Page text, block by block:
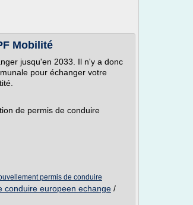
Mobilité
jusqu'en 2033. Il n'y a donc
pour échanger votre
de permis de conduire
permis de conduire
conduire europeen echange /